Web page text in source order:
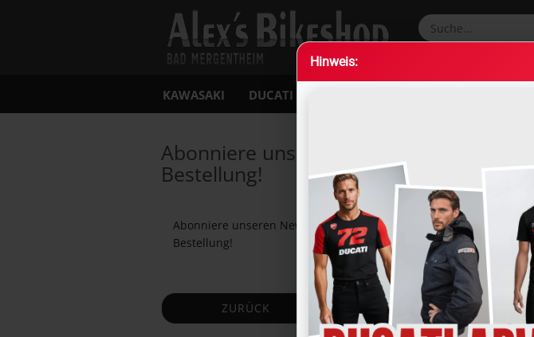
Hin­weis:
KAWASAKI DUCATI
Abonniere unseren Newsletter und
Bestellung!
Abonniere unseren Newsletter und erhalte 10% Rabatt auf Deine
Bestellung!
ZURÜCK